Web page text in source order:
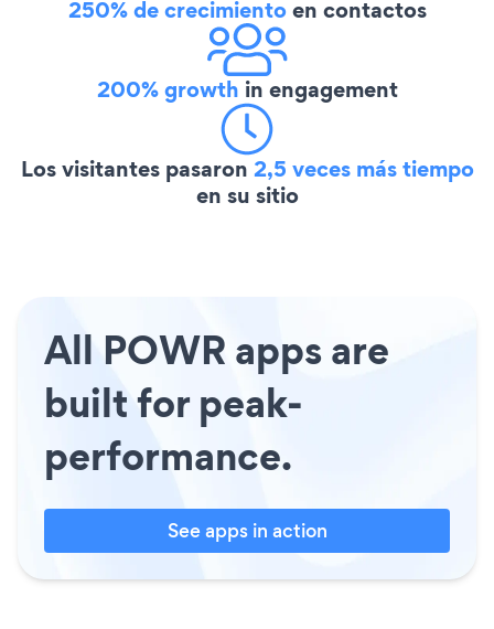
250% de crecimientoen contactos
200% growth in engagement
Los visitantes pasaron 2,5 veces más tiempo
en su sitio
All POWR apps are
built for peak-
performance.
See apps in action